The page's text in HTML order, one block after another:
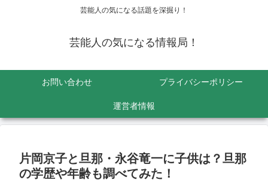
芸能人の気になる話題を深掘り！
芸能人の気になる情報局！
お問い合わせ プライバシーポリシー
運営者情報
片岡京子と旦那・永谷竜一に子供は？旦那
の学歴や年齢も調べてみた！